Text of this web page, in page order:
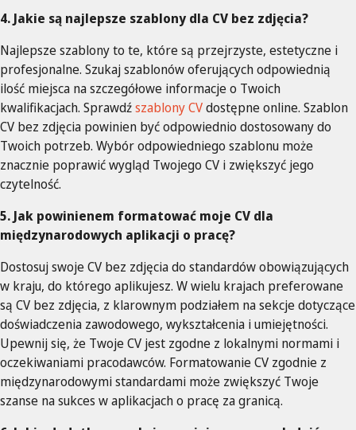
4. Jakie są najlepsze szablony dla CV bez zdjęcia?
Najlepsze szablony to te, które są przejrzyste, estetyczne i
profesjonalne. Szukaj szablonów oferujących odpowiednią
ilość miejsca na szczegółowe informacje o Twoich
kwalifikacjach. Sprawdźszablony CVdostępne online. Szablon
CV bez zdjęcia powinien być odpowiednio dostosowany do
Twoich potrzeb. Wybór odpowiedniego szablonu może
znacznie poprawić wygląd Twojego CV i zwiększyć jego
czytelność.
5. Jak powinienem formatować moje CV dla
międzynarodowych aplikacji o pracę?
Dostosuj swoje CV bez zdjęcia do standardów obowiązujących
w kraju, do którego aplikujesz. W wielu krajach preferowane
są CV bez zdjęcia, z klarownym podziałem na sekcje dotyczące
doświadczenia zawodowego, wykształcenia i umiejętności.
Upewnij się, że Twoje CV jest zgodne z lokalnymi normami i
oczekiwaniami pracodawców. Formatowanie CV zgodnie z
międzynarodowymi standardami może zwiększyć Twoje
szanse na sukces w aplikacjach o pracę za granicą.